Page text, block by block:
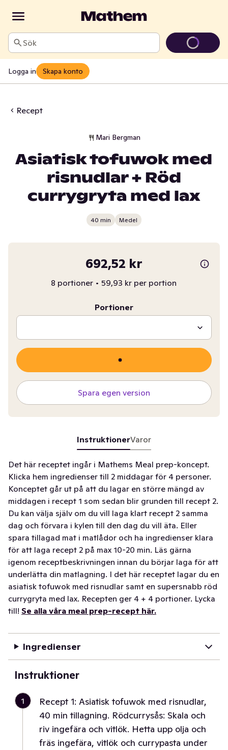
Sök
Logga in Skapa konto
Recept
Mari Bergman
Asiatisk tofuwok med
risnudlar + Röd
currygryta med lax
40 min Medel
692,52 kr
8 portioner • 59,93 kr per portion
Portioner
Spara egen version
InstruktionerVaror
Det här receptet ingår i Mathems Meal prep-koncept.
Klicka hem ingredienser till 2 middagar för 4 personer.
Konceptet går ut på att du lagar en större mängd av
middagen i recept 1 som sedan blir grunden till recept 2.
Du kan välja själv om du vill laga klart recept 2 samma
dag och förvara i kylen till den dag du vill äta. Eller
spara tillagad mat i matlådor och ha ingredienser klara
för att laga recept 2 på max 10-20 min. Läs gärna
igenom receptbeskrivningen innan du börjar laga för att
underlätta din matlagning. I det här receptet lagar du en
asiatisk tofuwok med risnudlar samt en supersnabb röd
currygryta med lax. Recepten ger 4 + 4 portioner. Lycka
till! Se alla våra meal prep-recept här.
Ingredienser
Instruktioner
1
Recept 1: Asiatisk tofuwok med risnudlar,
40 min tillagning. Rödcurrysås: Skala och
riv ingefära och vitlök. Hetta upp olja och
fräs ingefära, vitlök och currypasta under